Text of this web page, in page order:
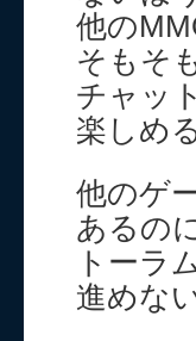
他の
そもそ
チャッ
楽しめ
他のゲ
あるの
トーラ
進めな